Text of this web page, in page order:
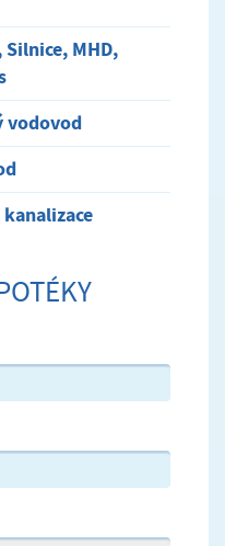
Silnice, MHD,
vodovod